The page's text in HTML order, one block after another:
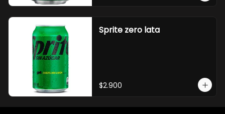
Sprite zero lata
$2.900